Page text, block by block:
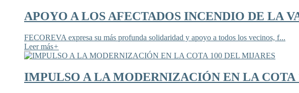
APOYO A LOS AFECTADOS INCENDIO DE LA
FECOREVA expresa su más profunda solidaridad y apoyo a todos los vecinos, f...
Leer más+
IMPULSO A LA MODERNIZACIÓN EN LA COTA